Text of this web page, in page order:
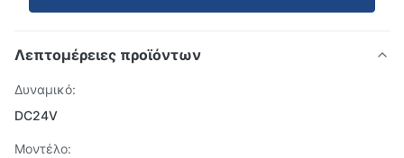
Λεπτομέρειες προϊόντων
Δυναμικό:
DC24V
Μοντέλο: